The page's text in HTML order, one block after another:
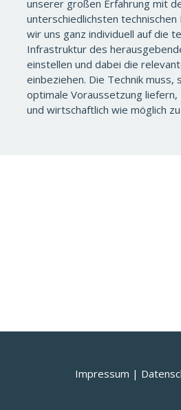
unserer großen Erfahrung mit
unterschiedlichsten
wir uns ganz individuell auf die
Infrastruktur des
einstellen und dabei die
einbeziehen. Die Technik muss,
optimale Voraussetzung
und wirtschaftlich wie möglich
Impressum |